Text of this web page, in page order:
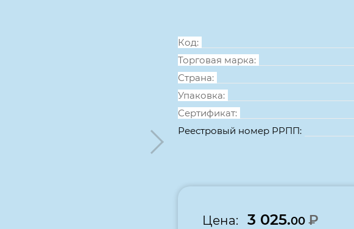
Код:
Торговая марка:
Страна:
Упаковка:
Сертификат:
Реестровый номер РРПП:
Цена: 3 025.00 ₽